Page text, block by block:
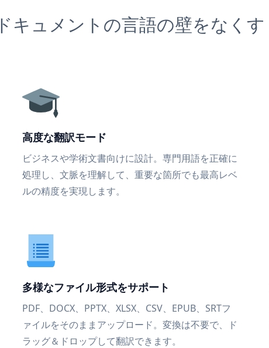
ドキュメントの言語の壁をなくす
高度な翻訳モード
ビジネスや学術文書向けに設計。専門用語を正確に
処理し、文脈を理解して、重要な箇所でも最高レベ
ルの精度を実現します。
多様なファイル形式をサポート
PDF、DOCX、PPTX、XLSX、CSV、EPUB、SRTフ
ァイルをそのままアップロード。変換は不要で、ド
ラッグ＆ドロップして翻訳できます。